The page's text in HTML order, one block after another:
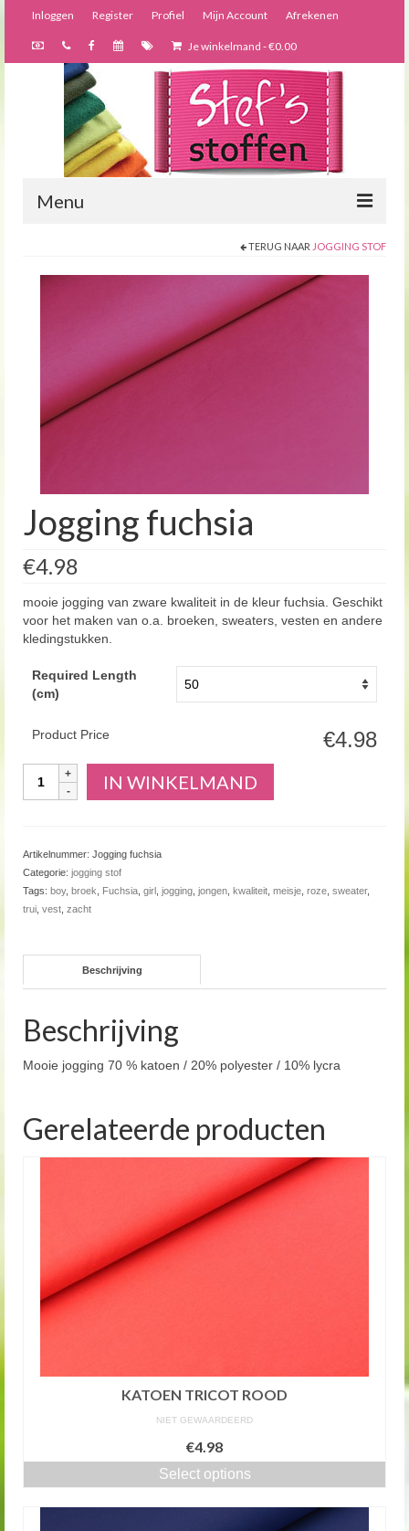
Inloggen Register Profiel Mijn Account Afrekenen
Je winkelmand -€0.00
Menu
Over ons
TERUG NAAR JOGGING STOF
Jogging fuchsia
€4.98
mooie jogging van zware kwaliteit in de kleur fuchsia. Geschikt
voor het maken van o.a. broeken, sweaters, vesten en andere
kledingstukken.
Required Length
(cm)
Product Price €4.98
IN WINKELMAND
Artikelnummer: Jogging fuchsia
Categorie: jogging stof
Tags: boy, broek Fuchsia girl jogging jongen kwaliteit meisje roze sweater,
trui vest zacht
Beschrijving
Beschrijving
Mooie jogging 70 % katoen / 20% polyester / 10% lycra
Gerelateerde producten
KATOEN TRICOT ROOD
NIET GEWAARDEERD
€4.98
Select options